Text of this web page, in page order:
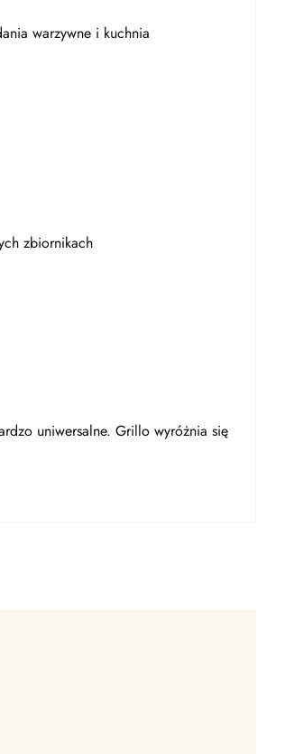
warzywne i kuchnia
zbiornikach
uniwersalne. Grillo wyróżnia się